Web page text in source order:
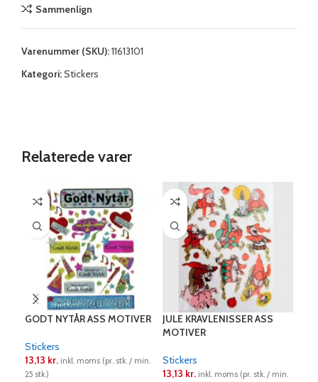
Sammenlign
Varenummer (SKU):11613101
Kategori:Stickers
Relaterede varer
GODT NYTÅR ASS MOTIVER
Stickers
13,13 kr. inkl. moms (pr. stk. / min.
25 stk.)
JULE KRAVLENISSER ASS
MOTIVER
Stickers
13,13 kr. inkl. moms (pr. stk. / min.